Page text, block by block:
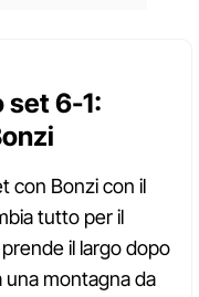
set 6-1:
con Bonzi con il
tutto per il
il largo dopo
una montagna da